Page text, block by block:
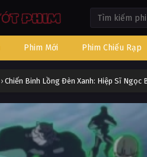
Phim Mới Phim Chiếu Rạp
› Chiến Binh Lồng Đèn Xanh: Hiệp Sĩ Ngọc